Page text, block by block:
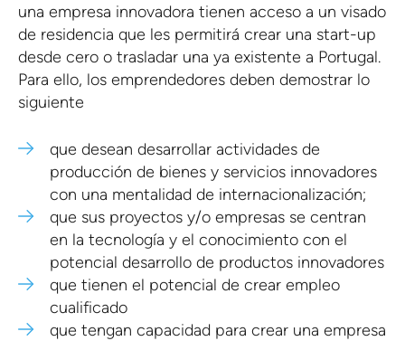
una empresa innovadora tienen acceso a un visado
de residencia que les permitirá crear una start-up
desde cero o trasladar una ya existente a Portugal.
Para ello, los emprendedores deben demostrar lo
siguiente
que desean desarrollar actividades de
producción de bienes y servicios innovadores
con una mentalidad de internacionalización;
que sus proyectos y/o empresas se centran
en la tecnología y el conocimiento con el
potencial desarrollo de productos innovadores
que tienen el potencial de crear empleo
cualificado
que tengan capacidad para crear una empresa